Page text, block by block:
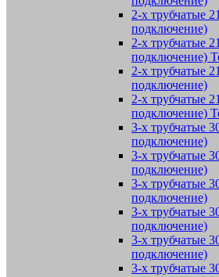
2-х трубчатые
подключение)
2-х трубчатые
подключение)
2-х трубчатые
подключение)
2-х трубчатые
подключение)
3-х трубчатые
подключение)
3-х трубчатые
подключение)
3-х трубчатые
подключение)
3-х трубчатые
подключение)
3-х трубчатые
подключение)
3-х трубчатые